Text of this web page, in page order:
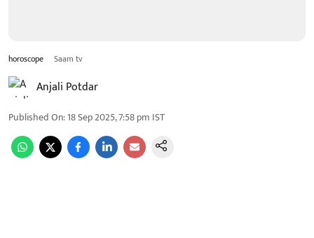
horoscope Saam tv
Anjali Potdar
Published On:18 Sep 2025, 7:58 pm IST